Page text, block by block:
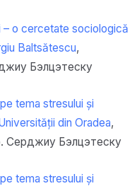
– o cercetate sociologică
Baltsătescu,
Бэлцэтеску
tema stresului și
din Oradea,
Серджиу Бэлцэтеску
tema stresului și